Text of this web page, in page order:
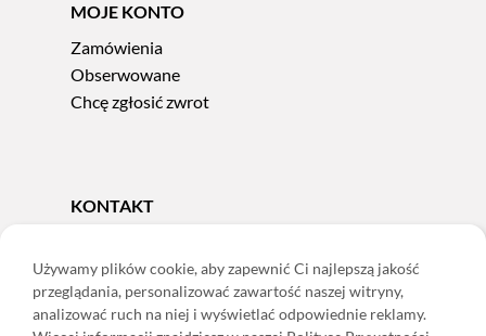
MOJE KONTO
Zamówienia
Obserwowane
Chcę zgłosić zwrot
KONTAKT
e-mail:sklep@adoris.pl
poniedziałek - piątek 8:00-16:00
Używamy plików cookie, aby zapewnić Ci najlepszą jakość
przeglądania, personalizować zawartość naszej witryny,
analizować ruch na niej i wyświetlać odpowiednie reklamy.